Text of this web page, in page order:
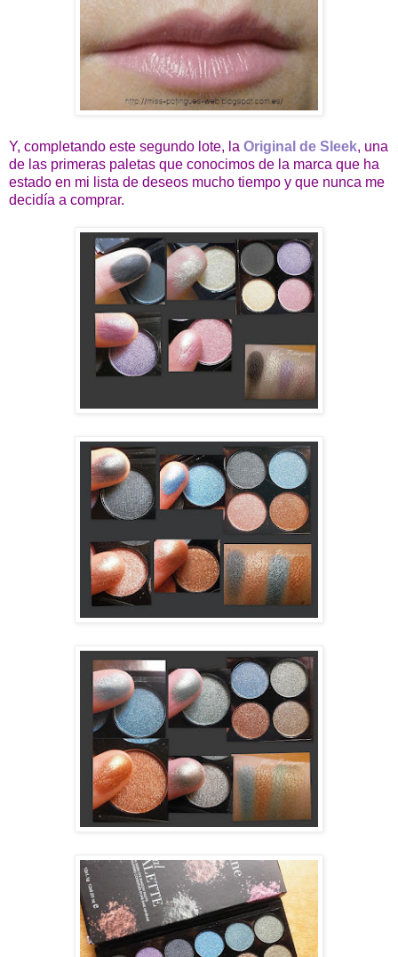
Y, completando este segundo lote, la Original de Sleek, una
de las primeras paletas que conocimos de la marca que ha
estado en mi lista de deseos mucho tiempo y que nunca me
decidía a comprar.